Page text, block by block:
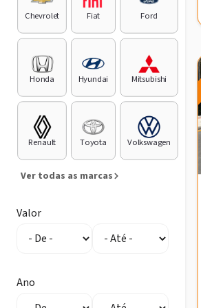
Chevrolet Fiat Ford
Honda Hyundai Mitsubishi
Renault Toyota Volkswagen
Ver todas as marcas
Valor
Ano